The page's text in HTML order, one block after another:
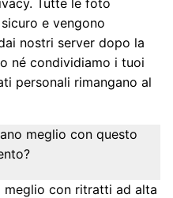
e vengono
nostri server dopo la
né condividiamo i tuoi
personali rimangano al
meglio con questo
meglio con ritratti ad alta